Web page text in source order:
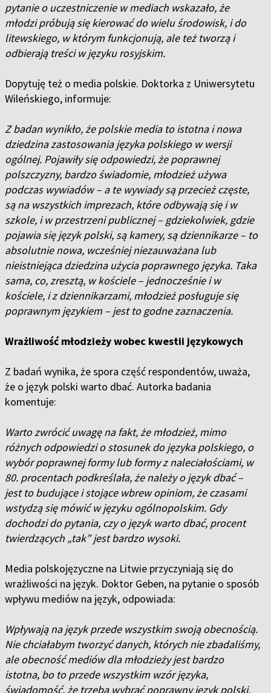
pytanie o uczestniczenie w mediach wskazało, że
młodzi próbują się kierować do wielu środowisk, i do
litewskiego, w którym funkcjonują, ale też tworzą i
odbierają treści w języku rosyjskim.
Dopytuję też o media polskie. Doktorka z Uniwersytetu
Wileńskiego, informuje:
Z badan wynikło, że polskie media to istotna i nowa
dziedzina zastosowania języka polskiego w wersji
ogólnej. Pojawiły się odpowiedzi, że poprawnej
polszczyzny, bardzo świadomie, młodzież używa
podczas wywiadów – a te wywiady są przecież częste,
są na wszystkich imprezach, które odbywają się i w
szkole, i w przestrzeni publicznej – gdziekolwiek, gdzie
pojawia się język polski, są kamery, są dziennikarze – to
absolutnie nowa, wcześniej niezauważana lub
nieistniejąca dziedzina użycia poprawnego języka. Taka
sama, co, zresztą, w kościele – jednocześnie i w
kościele, i z dziennikarzami, młodzież posługuje się
poprawnym językiem – jest to godne zaznaczenia.
Wrażliwość młodzieży wobec kwestii językowych
Z badań wynika, że spora część respondentów, uważa,
że o język polski warto dbać. Autorka badania
komentuje:
Warto zwrócić uwagę na fakt, że młodzież, mimo
różnych odpowiedzi o stosunek do języka polskiego, o
wybór poprawnej formy lub formy z naleciałościami, w
80. procentach podkreślała, że należy o język dbać –
jest to budujące i stojące wbrew opiniom, że czasami
wstydzą się mówić w języku ogólnopolskim. Gdy
dochodzi do pytania, czy o język warto dbać, procent
twierdzących „tak” jest bardzo wysoki.
Media polskojęzyczne na Litwie przyczyniają się do
wrażliwości na język. Doktor Geben, na pytanie o sposób
wpływu mediów na język, odpowiada:
Wpływają na język przede wszystkim swoją obecnością.
Nie chciałabym tworzyć danych, których nie zbadaliśmy,
ale obecność mediów dla młodzieży jest bardzo
istotna, bo to przede wszystkim wzór języka,
świadomość, że trzeba wybrać poprawny język polski,